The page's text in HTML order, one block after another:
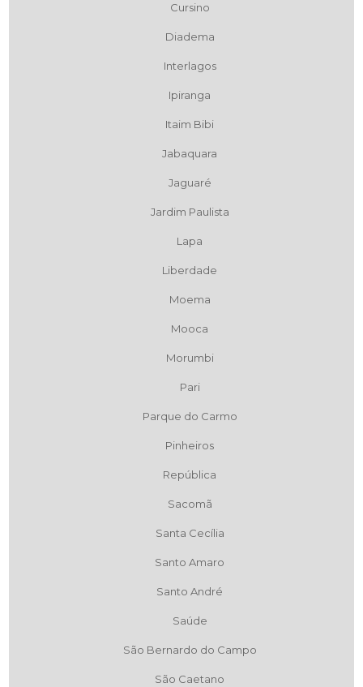
Cursino
Diadema
Interlagos
Ipiranga
Itaim Bibi
Jabaquara
Jaguaré
Jardim Paulista
Lapa
Liberdade
Moema
Mooca
Morumbi
Pari
Parque do Carmo
Pinheiros
República
Sacomã
Santa Cecília
Santo Amaro
Santo André
Saúde
São Bernardo do Campo
São Caetano